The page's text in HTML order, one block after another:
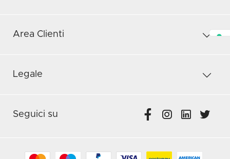
Area Clienti
Legale
Seguici su